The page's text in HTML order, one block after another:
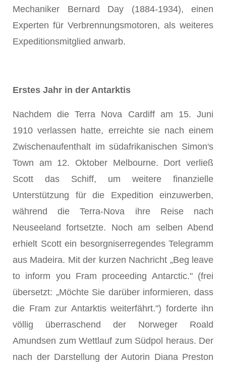
Mechaniker Bernard Day (1884-1934), einen
Experten für Verbrennungsmotoren, als weiteres
Expeditionsmitglied anwarb.
Erstes Jahr in der Antarktis
Nachdem die Terra Nova Cardiff am 15. Juni
1910 verlassen hatte, erreichte sie nach einem
Zwischenaufenthalt im südafrikanischen Simon's
Town am 12. Oktober Melbourne. Dort verließ
Scott das Schiff, um weitere finanzielle
Unterstützung für die Expedition einzuwerben,
während die Terra-Nova ihre Reise nach
Neuseeland fortsetzte. Noch am selben Abend
erhielt Scott ein besorgniserregendes Telegramm
aus Madeira. Mit der kurzen Nachricht „Beg leave
to inform you Fram proceeding Antarctic." (frei
übersetzt: „Möchte Sie darüber informieren, dass
die Fram zur Antarktis weiterfährt.") forderte ihn
völlig überraschend der Norweger Roald
Amundsen zum Wettlauf zum Südpol heraus. Der
nach der Darstellung der Autorin Diana Preston